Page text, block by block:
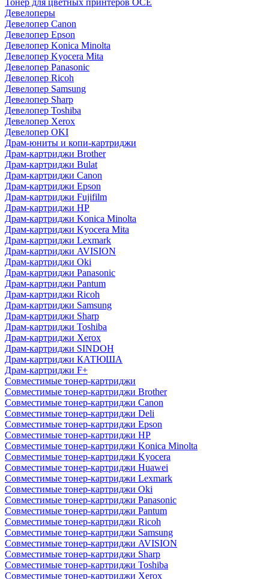
Тонер для цветных принтеров OCE
Девелоперы
Девелопер Canon
Девелопер Epson
Девелопер Konica Minolta
Девелопер Kyocera Mita
Девелопер Panasonic
Девелопер Ricoh
Девелопер Samsung
Девелопер Sharp
Девелопер Toshiba
Девелопер Xerox
Девелопер OKI
Драм-юниты и копи-картриджи
Драм-картриджи Brother
Драм-картриджи Bulat
Драм-картриджи Canon
Драм-картриджи Epson
Драм-картриджи Fujifilm
Драм-картриджи HP
Драм-картриджи Konica Minolta
Драм-картриджи Kyocera Mita
Драм-картриджи Lexmark
Драм-картриджи AVISION
Драм-картриджи Oki
Драм-картриджи Panasonic
Драм-картриджи Pantum
Драм-картриджи Ricoh
Драм-картриджи Samsung
Драм-картриджи Sharp
Драм-картриджи Toshiba
Драм-картриджи Xerox
Драм-картриджи SINDOH
Драм-картриджи КАТЮША
Драм-картриджи F+
Совместимые тонер-картриджи
Совместимые тонер-картриджи Brother
Совместимые тонер-картриджи Canon
Совместимые тонер-картриджи Deli
Совместимые тонер-картриджи Epson
Совместимые тонер-картриджи HP
Совместимые тонер-картриджи Konica Minolta
Совместимые тонер-картриджи Kyocera
Совместимые тонер-картриджи Huawei
Совместимые тонер-картриджи Lexmark
Совместимые тонер-картриджи Oki
Совместимые тонер-картриджи Panasonic
Совместимые тонер-картриджи Pantum
Совместимые тонер-картриджи Ricoh
Совместимые тонер-картриджи Samsung
Совместимые тонер-картриджи AVISION
Совместимые тонер-картриджи Sharp
Совместимые тонер-картриджи Toshiba
Совместимые тонер-картриджи Xerox